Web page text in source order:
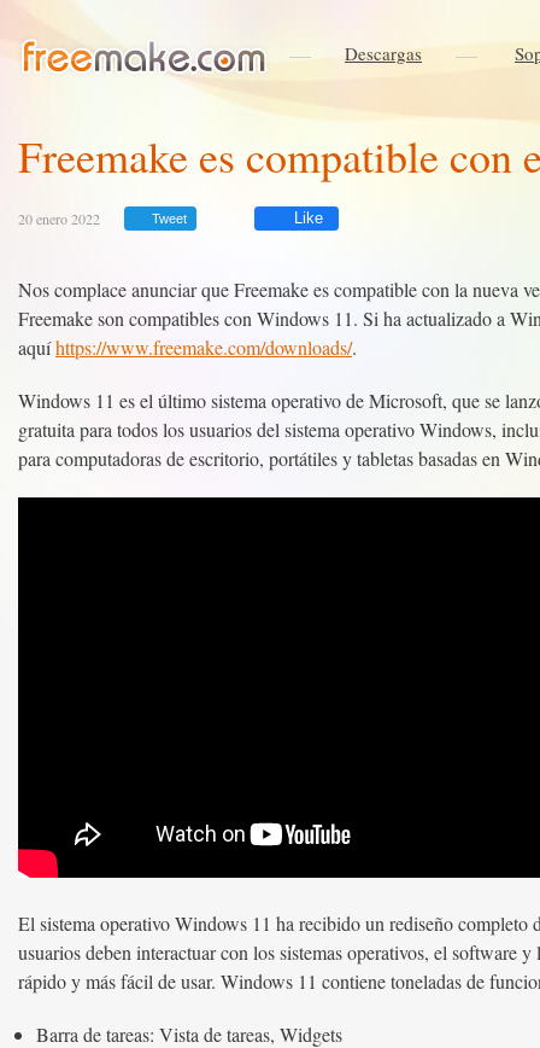
Descargas
Freemake es compatible con
20 enero 2022 Tweet Like
Nos complace anunciar que Freemake es compatible con la nueva
Freemake son compatibles con Windows 11. Si ha actualizado a
aquíhttps://www.freemake.com/downloads/.
Windows 11 es el último sistema operativo de Microsoft, que se
gratuita para todos los usuarios del sistema operativo Windows,
para computadoras de escritorio, portátiles y tabletas basadas en
El sistema operativo Windows 11 ha recibido un rediseño
usuarios deben interactuar con los sistemas operativos, el software
rápido y más fácil de usar. Windows 11 contiene toneladas de
Barra de tareas: Vista de tareas, Widgets